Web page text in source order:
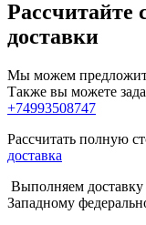
Рассчитайте
доставки
Мы можем
Также вы можете
+74993508747
Рассчитать полную
доставка
Выполняем
Западному